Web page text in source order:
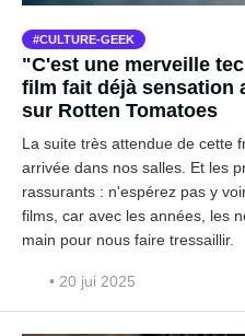
CULTURE-GEEK
"C'est une merveille
film fait déjà sensation
sur Rotten Tomatoes
La suite très attendue de cette
arrivée dans nos salles. Et les
rassurants : n'espérez pas y
films, car avec les années, les
main pour nous faire tressaillir.
• 20 jui 2025